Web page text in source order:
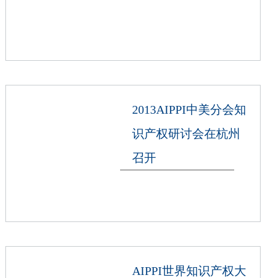
2013AIPPI中美分会知
识产权研讨会在杭州
召开
AIPPI世界知识产权大